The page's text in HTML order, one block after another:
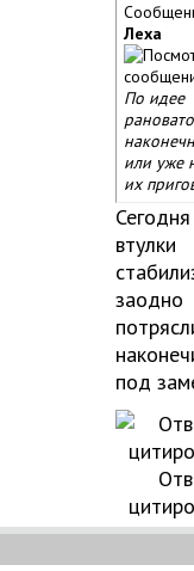
Леха
По идее
или уже
их
втулки
заодно
под